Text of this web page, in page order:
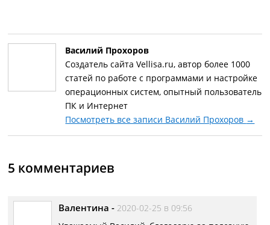
Василий Прохоров
Создатель сайта Vellisa.ru, автор более 1000
статей по работе с программами и настройке
операционных систем, опытный пользователь
ПК и Интернет
Посмотреть все записи Василий Прохоров →
5 комментариев
Валентина - 2020-02-25 в 09:56